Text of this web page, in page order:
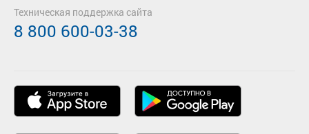
Техническая поддержка сайта
8 800 600-03-38